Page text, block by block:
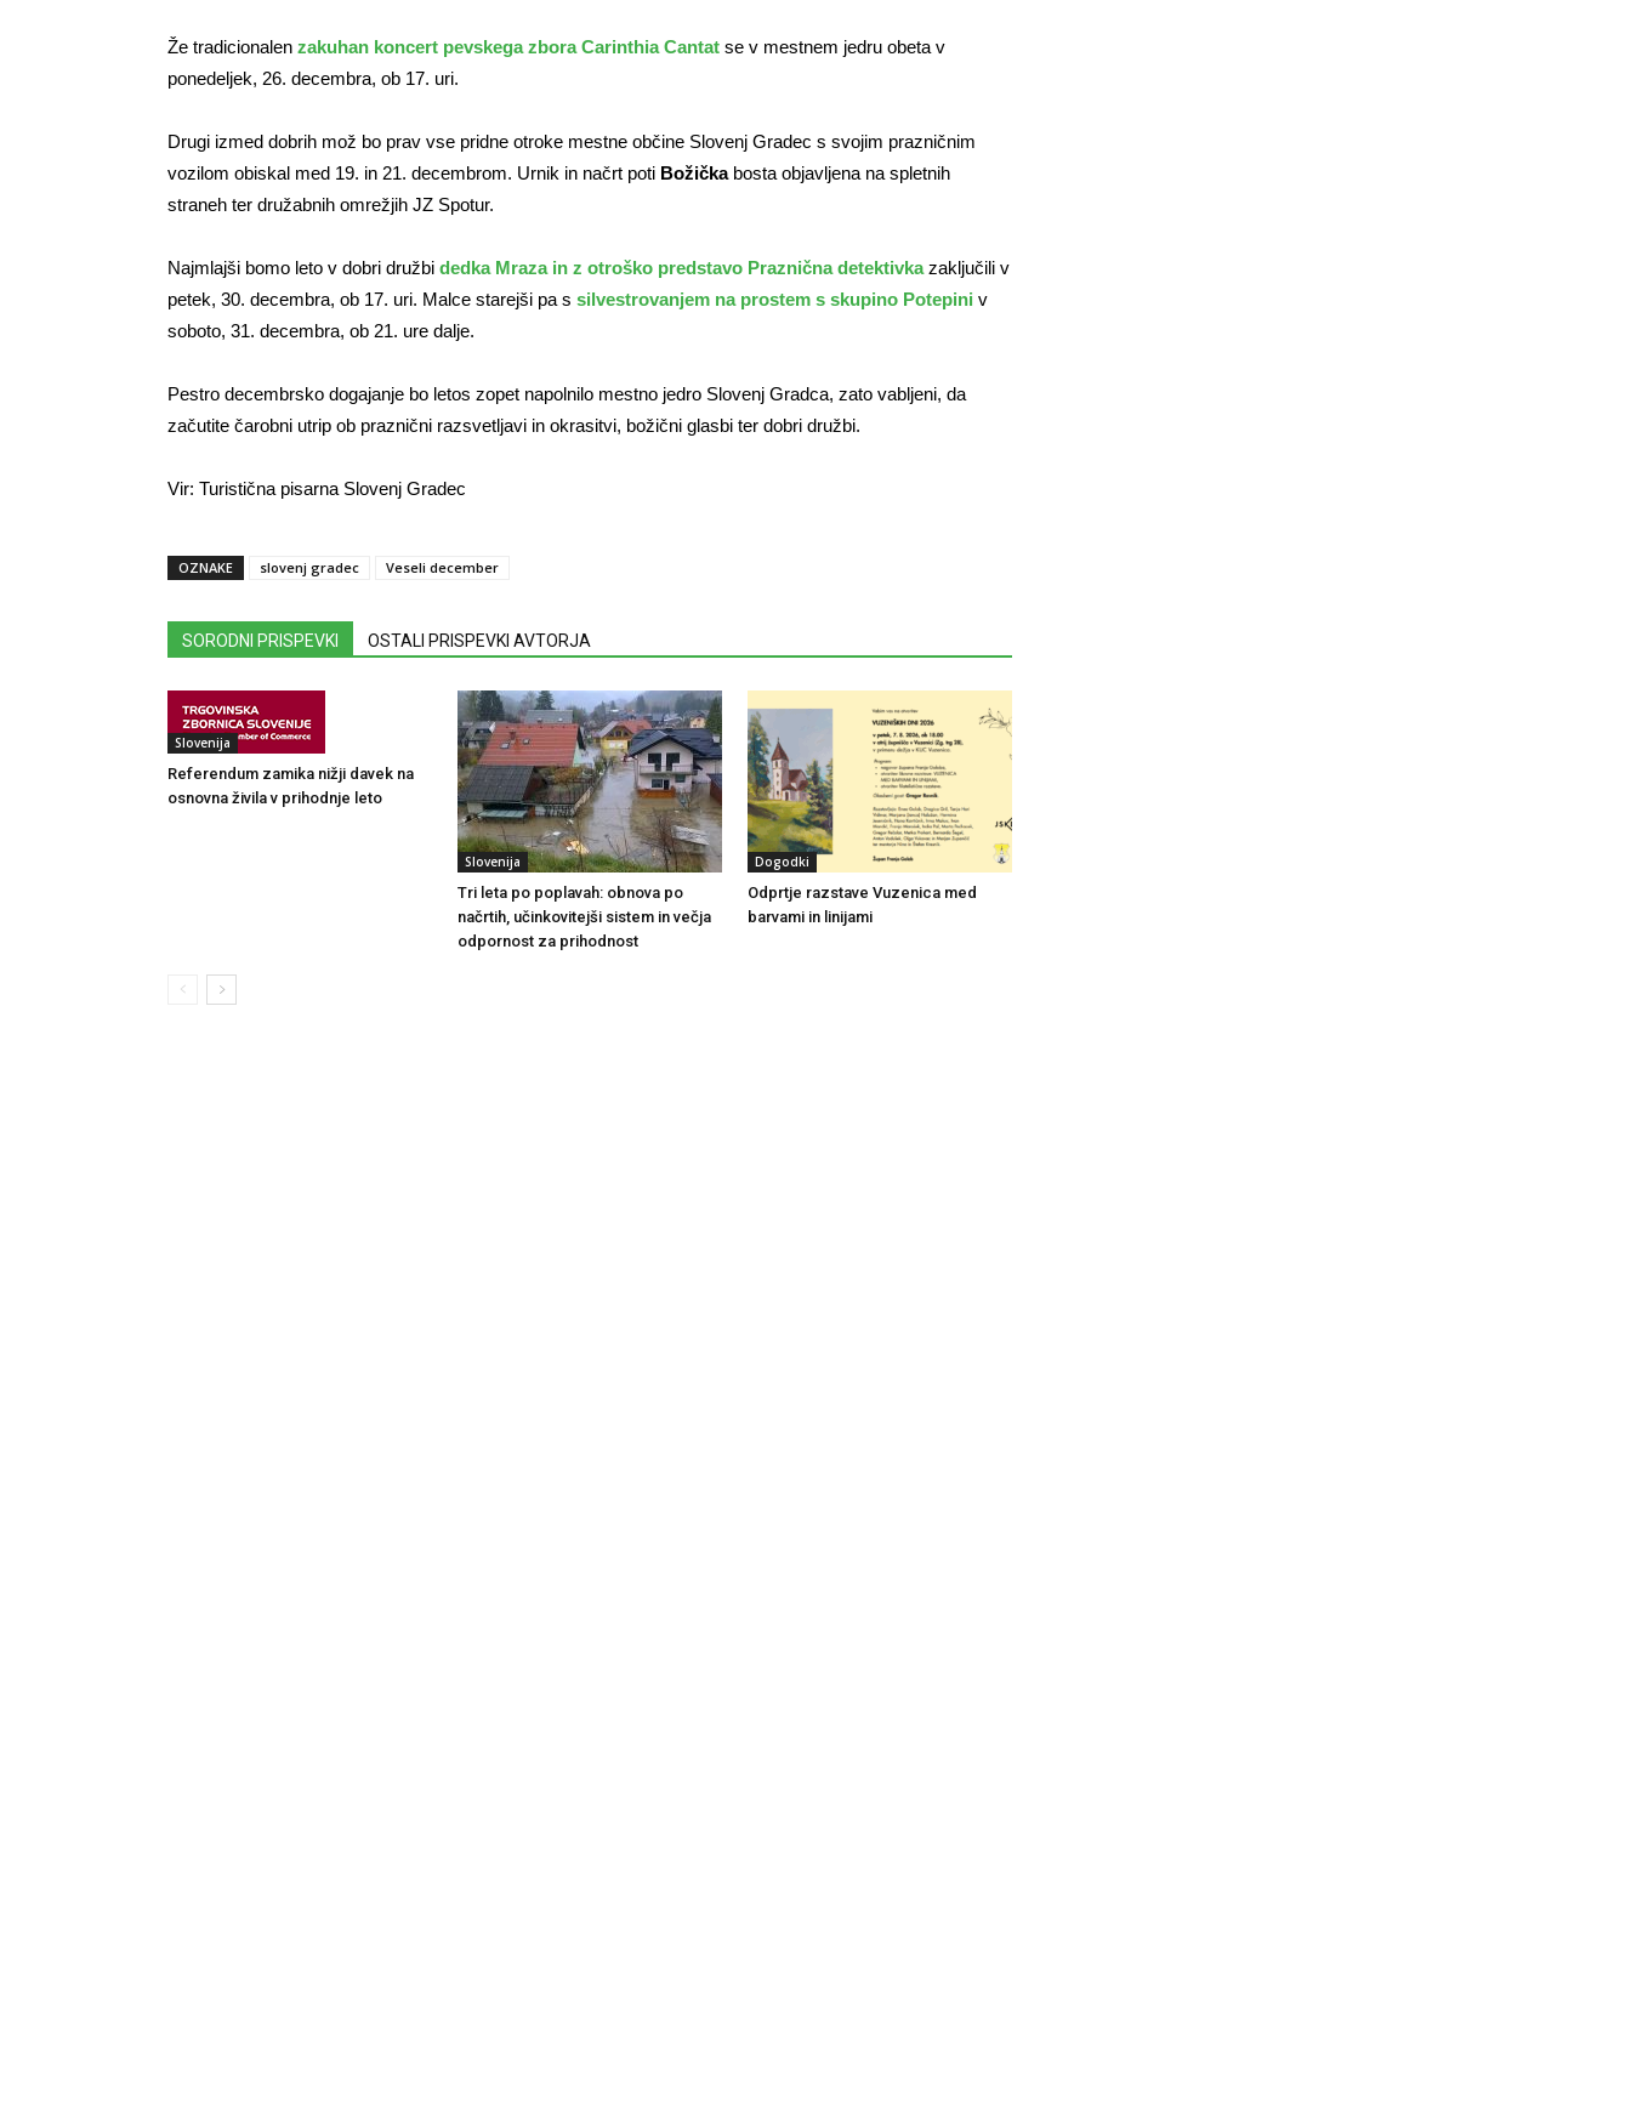
Že tradicionalen zakuhan koncert pevskega zbora Carinthia Cantat se v mestnem jedru obeta v
ponedeljek, 26. decembra, ob 17. uri.
Drugi izmed dobrih mož bo prav vse pridne otroke mestne občine Slovenj Gradec s svojim prazničnim
vozilom obiskal med 19. in 21. decembrom. Urnik in načrt poti Božičkabosta objavljena na spletnih
straneh ter družabnih omrežjih JZ Spotur.
Najmlajši bomo leto v dobri družbi dedka Mraza in z otroško predstavo Praznična detektivkazaključili v
petek, 30. decembra, ob 17. uri. Malce starejši pa s silvestrovanjem na prostem s skupino Potepini v
soboto, 31. decembra, ob 21. ure dalje.
Pestro decembrsko dogajanje bo letos zopet napolnilo mestno jedro Slovenj Gradca, zato vabljeni, da
začutite čarobni utrip ob praznični razsvetljavi in okrasitvi, božični glasbi ter dobri družbi.
Vir: Turistična pisarna Slovenj Gradec
OZNAKE slovenj gradec Veseli december
SORODNI PRISPEVKI OSTALI PRISPEVKI AVTORJA
Slovenija
Referendum zamika nižji davek na
osnovna živila v prihodnje leto
Slovenija
Tri leta po poplavah: obnova po
načrtih, učinkovitejši sistem in večja
odpornost za prihodnost
Dogodki
Odprtje razstave Vuzenica med
barvami in linijami